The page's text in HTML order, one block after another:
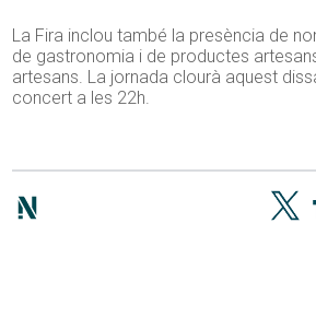
La Fira inclou també la presència de
de gastronomia i de productes
artesans. La jornada clourà aquest
concert a les 22h.